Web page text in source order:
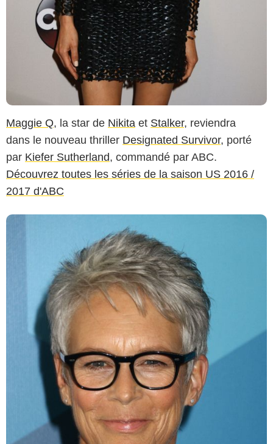
Maggie Q, la star de Nikita et Stalker, reviendra
dans le nouveau thriller Designated Survivor, porté
par Kiefer Sutherland, commandé par ABC.
Découvrez toutes les séries de la saison US 2016 /
2017 d'ABC